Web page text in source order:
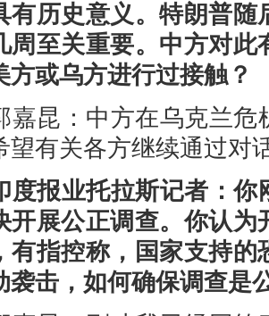
有历史意义。特朗普
周至关重要。中方对
方或乌方进行过接触？
嘉昆：中方在乌克兰危
望有关各方继续通过对
度报业托拉斯记者：
开展公正调查。你认
有指控称，国家支持
袭击，如何确保调查是